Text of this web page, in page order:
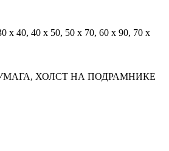
х 40, 40 х 50, 50 х 70, 60 х 90, 70 х
ХОЛСТ НА ПОДРАМНИКЕ